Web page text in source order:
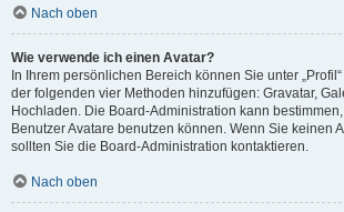
Nach oben
Wie verwende ich einen Avatar?
In Ihrem persönlichen Bereich können Sie unter
der folgenden vier Methoden hinzufügen: Gravatar,
Hochladen. Die Board-Administration kann
Benutzer Avatare benutzen können. Wenn Sie keinen
sollten Sie die Board-Administration kontaktieren.
Nach oben